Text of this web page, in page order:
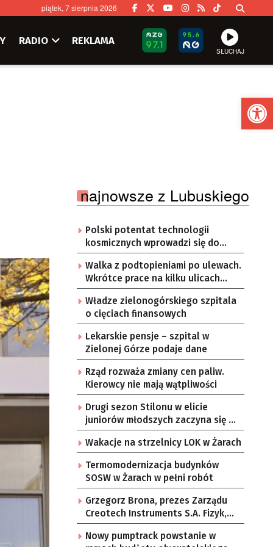
piątek, 7 sierpnia 2026
RADIO REKLAMA
SŁUCHAJ
najnowsze z Lubuskiego
Polski potentat technologii
kosmicznych wprowadzi się do
Zielonej Góry
Walka z podtopieniami po ulewach.
Wkrótce prace na kilku ulicach
Gorzowa
Władze zielonogórskiego szpitala
o cięciach finansowych
Lekarskie pensje – szpital w
Zielonej Górze podaje dane
Rząd rozważa zmiany cen paliw.
Kierowcy nie mają wątpliwości
Drugi sezon Stilonu w elicie
juniorów młodszych zaczyna się w
sobotę
Wakacje na strzelnicy LOK w Żarach
Termomodernizacja budynków
SOSW w Żarach w pełni robót
Grzegorz Brona, prezes Zarządu
Creotech Instruments S.A. Fizyk,
naukowiec, były pracownik CERN w
Genewie, przedsiębiorca i
Nowy pumptrack powstanie w